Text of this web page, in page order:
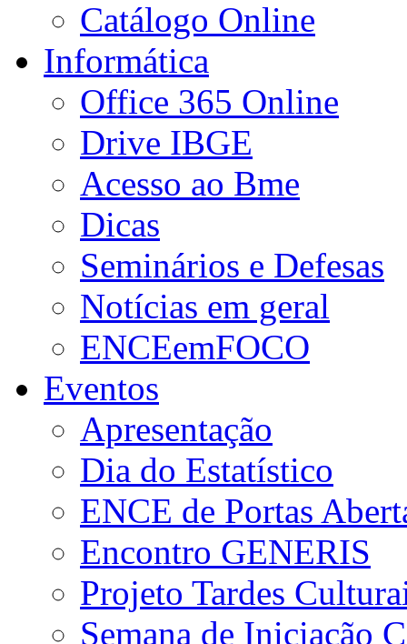
Catálogo Online
Informática
Office 365 Online
Drive IBGE
Acesso ao Bme
Dicas
Seminários e Defesas
Notícias em geral
ENCEemFOCO
Eventos
Apresentação
Dia do Estatístico
ENCE de Portas
Encontro GENERIS
Projeto Tardes
Semana de Iniciação